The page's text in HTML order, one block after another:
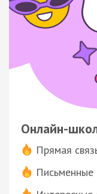
Онлайн-
Прямая
Письменные